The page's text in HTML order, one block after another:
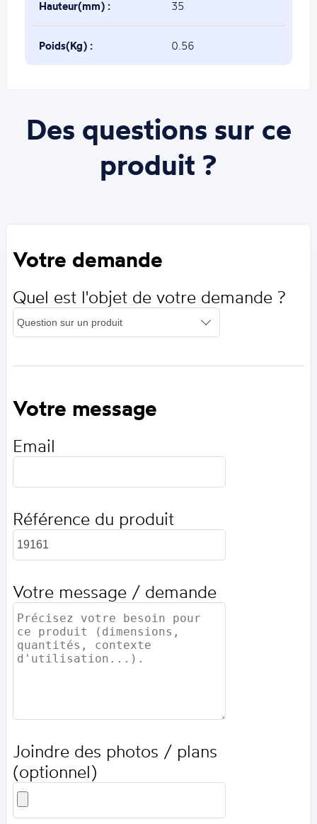
Hauteur(mm) : 35
Poids(Kg) : 0.56
Des questions sur ce
produit ?
Votre demande
Quel est l'objet de votre demande ?
Votre message
Email
Référence du produit
Votre message / demande
Joindre des photos / plans
(optionnel)